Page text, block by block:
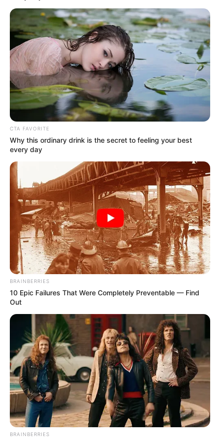
Mute
Sejak itu, ia banyak mendapatkan peran di berbagai judul serial
TV. Termasuk serial Netflix yang sedang hits berjudulKleo
(2022). Dalam serial tersebut, ia mendapatkan peran utama yaitu
Kleo.
Tak hanya serial TV, ia juga membintangi beberapa judul film
diantaranya
Licht(2011),Glory: A Tale of Mistaken
Identities(2012),Suck Me Shakespeer (2013),oung Sophie
Bell(2014),4 Kings(2015) dan banyak judul lainnya.
Baca juga: Biodata, Profil, dan Fakta YaYa Gosselin
CTA FAVORITE
Why this ordinary drink is the secret to feeling your best
every day
BRAINBERRIES
10 Epic Failures That Were Completely Preventable — Find
Out
BRAINBERRIES